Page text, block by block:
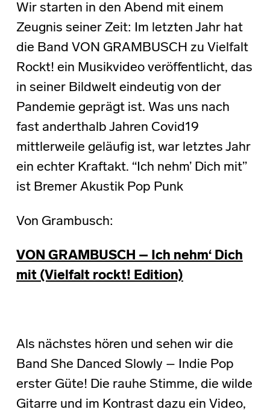
Wir starten in den Abend mit einem
Zeugnis seiner Zeit: Im letzten Jahr hat
die Band VON GRAMBUSCH zu Vielfalt
Rockt! ein Musikvideo veröffentlicht, das
in seiner Bildwelt eindeutig von der
Pandemie geprägt ist. Was uns nach
fast anderthalb Jahren Covid19
mittlerweile geläufig ist, war letztes Jahr
ein echter Kraftakt. “Ich nehm’ Dich mit”
ist Bremer Akustik Pop Punk
Von Grambusch:
VON GRAMBUSCH – Ich nehm‘ Dich
mit (Vielfalt rockt! Edition)
Als nächstes hören und sehen wir die
Band She Danced Slowly – Indie Pop
erster Güte! Die rauhe Stimme, die wilde
Gitarre und im Kontrast dazu ein Video,